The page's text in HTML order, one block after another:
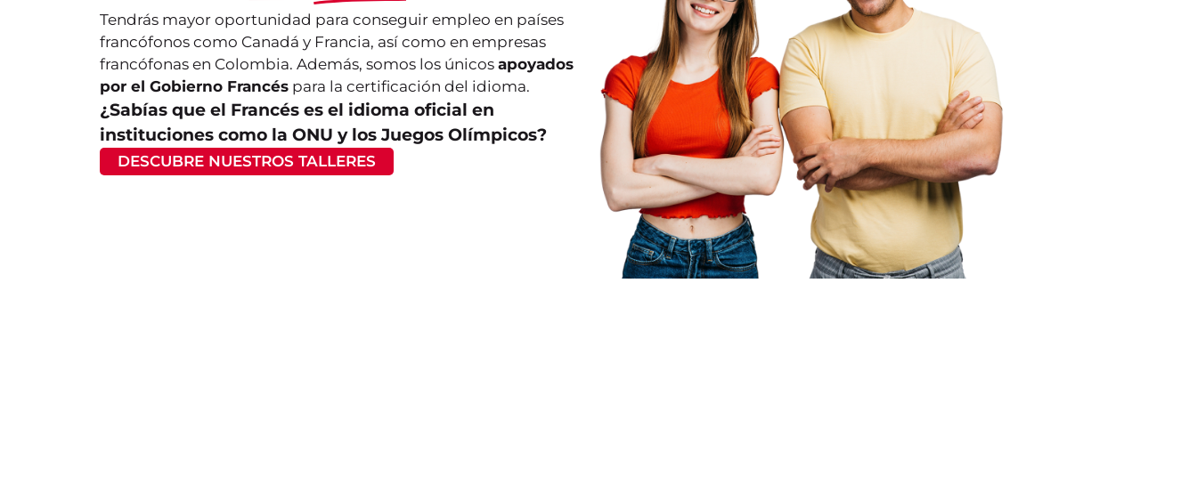
Tendrás mayor oportunidad para conseguir empleo en países
francófonos como Canadá y Francia, así como en empresas
francófonas en Colombia. Además, somos los únicos apoyados
por el Gobierno Francés para la certificación del idioma.
¿Sabías que el Francés es el idioma oficial en
instituciones como la ONU y los Juegos Olímpicos?
DESCUBRE NUESTROS TALLERES